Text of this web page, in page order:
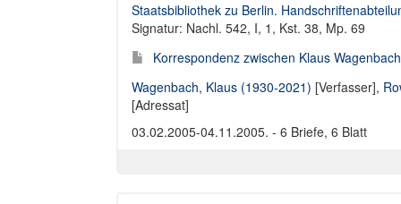
Staatsbibliothek zu Berlin.
Signatur: Nachl. 542, I, 1, Kst. 38, Mp. 69
Korrespondenz zwischen Klaus
Wagenbach, Klaus (1930-2021) [Verfasser],
[Adressat]
03.02.2005-04.11.2005. - 6 Briefe, 6 Blatt